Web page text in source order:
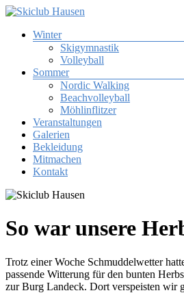
Zum
springen
Skiclub
Skiclub
Menü
Winter
Skigymnastik
Volleyball
Sommer
Nordic Walking
Beachvolleyball
Möhlinflitzer
Veranstaltungen
Galerien
Bekleidung
Mitmachen
Kontakt
So war unsere
Trotz einer Woche Schmuddelwetter
passende Witterung für den bunten
zur Burg Landeck. Dort verspeisten wir